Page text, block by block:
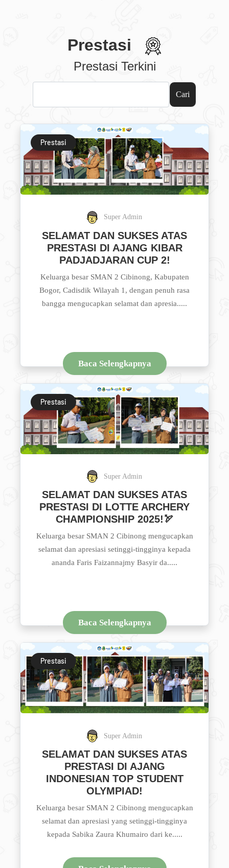
Prestasi
Prestasi Terkini
Cari
Prestasi
Super Admin
SELAMAT DAN SUKSES ATAS
PRESTASI DI AJANG KIBAR
PADJADJARAN CUP 2!
Keluarga besar SMAN 2 Cibinong, Kabupaten
Bogor, Cadisdik Wilayah 1, dengan penuh rasa
bangga mengucapkan selamat dan apresia.....
Baca Selengkapnya
Prestasi
Super Admin
SELAMAT DAN SUKSES ATAS
PRESTASI DI LOTTE ARCHERY
CHAMPIONSHIP 2025!🏹
Keluarga besar SMAN 2 Cibinong mengucapkan
selamat dan apresiasi setinggi-tingginya kepada
ananda Faris Faizannajmy Basyir da.....
Baca Selengkapnya
Prestasi
Super Admin
SELAMAT DAN SUKSES ATAS
PRESTASI DI AJANG
INDONESIAN TOP STUDENT
OLYMPIAD!
Keluarga besar SMAN 2 Cibinong mengucapkan
selamat dan apresiasi yang setinggi-tingginya
kepada Sabika Zaura Khumairo dari ke.....